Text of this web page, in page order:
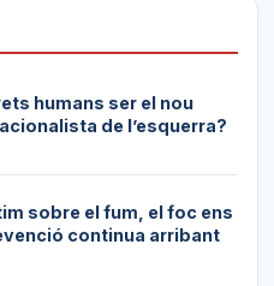
humans ser el nou
de l’esquerra?
sobre el fum, el foc ens
continua arribant